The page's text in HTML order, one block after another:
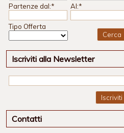
Partenze dal:* Al:*
Tipo Offerta
Iscriviti alla Newsletter
Iscriviti
Contatti